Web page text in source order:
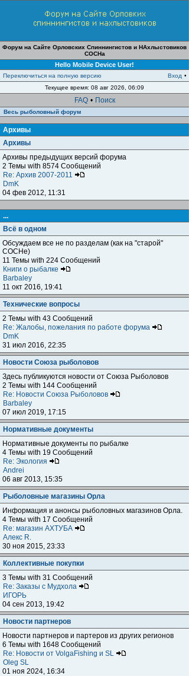
Форум на Сайте Орловских Спиннингистов и НАхлыстовиков
СОСНа
Hello Mobile Device User!
Переключиться на полную версию Вход •
Текущее время: 08 авг 2026, 06:09
FAQ • Поиск
Весь рыболовный форум
Архивы
Архивы
Архивы предыдущих версий форума
2 Темы with 8574 Сообщений
Re: Архив 2007-2011
DmK
04 фев 2012, 11:31
...
Всё в одном
Обсуждаем все не по разделам (как на "старой"
СОСНе)
11 Темы with 224 Сообщений
Книги о рыбалке
Barbaley
11 окт 2016, 19:41
Технические вопросы
2 Темы with 43 Сообщений
Re: Жалобы, пожелания по работе форума
DmK
31 июл 2016, 22:35
Новости Союза рыболовов
Здесь публикуются новости от Союза Рыболовов
2 Темы with 144 Сообщений
Re: Новости Союза Рыболовов
Barbaley
07 июл 2019, 17:15
Нормативные документы
Нормативные документы по рыбалке
4 Темы with 19 Сообщений
Re: Экология
Andrei
06 авг 2013, 15:35
Рыболовные магазины Орла
Информация и анонсы рыболовных магазинов Орла.
4 Темы with 17 Сообщений
Re: магазин АХТУБА
Алекс R.
30 ноя 2015, 23:33
Коллективные покупки
3 Темы with 31 Сообщений
Re: Заказы с Мудхола
ИГОРЬ
04 сен 2013, 19:42
Новости партнеров
Новости партнеров и партеров из других регионов
6 Темы with 1648 Сообщений
Re: Новости от VolgaFishing и SL
Oleg SL
01 ноя 2024, 16:34